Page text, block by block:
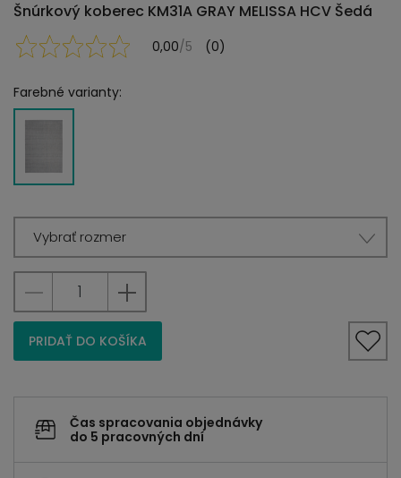
Šnúrkový koberec KM31A GRAY MELISSA HCV Šedá
0,00/5 (0)
Farebné varianty:
Vybrať rozmer
PRIDAŤ DO KOŠÍKA
Čas spracovania objednávky
do 5 pracovných dní